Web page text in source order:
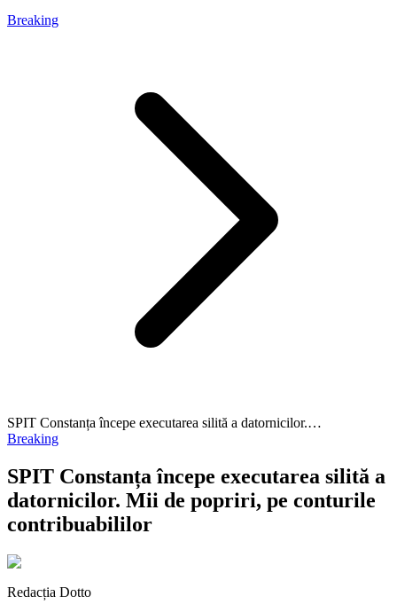
Breaking
SPIT Constanța începe executarea silită a datornicilor.…
Breaking
SPIT Constanța începe executarea silită a
datornicilor. Mii de popriri, pe conturile
contribuabililor
Redacția Dotto